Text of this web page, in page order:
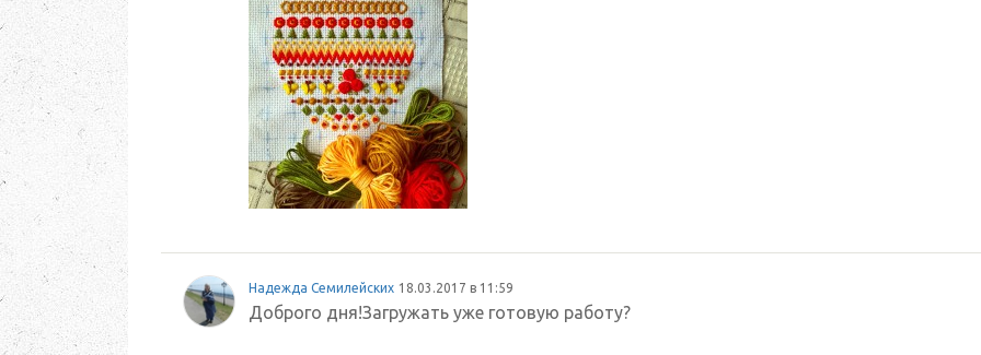
Надежда Семилейских 18.03.2017 в 11:59
Доброго дня!Загружать уже готовую работу?